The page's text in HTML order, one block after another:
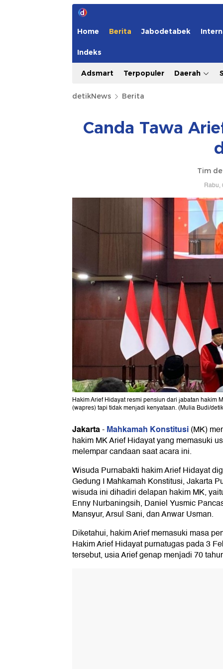
Home Berita Jabodetabek
Indeks
Adsmart Terpopuler Daerah
detikNews Berita
Canda Tawa
Tim
Rabu,
Hakim Arief Hidayat resmi pensiun dari jabatan hakim
(wapres) tapi tidak menjadi kenyataan. (Mulia Budi/
Jakarta-Mahkamah Konstitusi(MK)
hakim MK Arief Hidayat yang memasuki
melempar candaan saat acara ini.
Wisuda Purnabakti hakim Arief Hidayat
Gedung I Mahkamah Konstitusi, Jakarta
wisuda ini dihadiri delapan hakim MK,
Enny Nurbaningsih, Daniel Yusmic
Mansyur, Arsul Sani, dan Anwar Usman.
Diketahui, hakim Arief memasuki masa
Hakim Arief Hidayat purnatugas pada 3
tersebut, usia Arief genap menjadi 70